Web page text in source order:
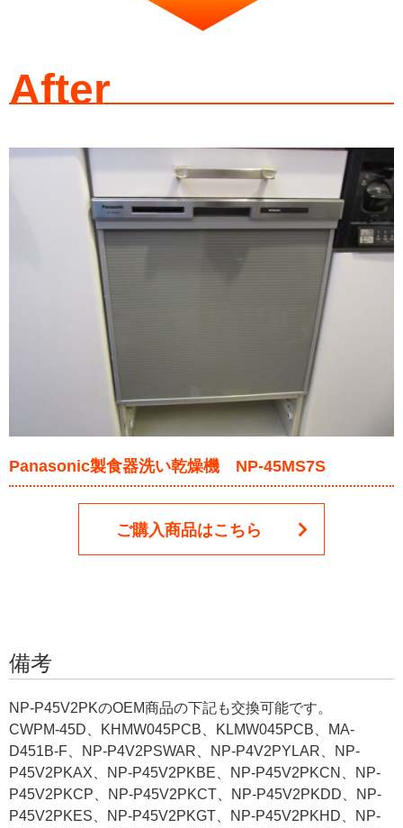
After
Panasonic製食器洗い乾燥機 NP-45MS7S
ご購入商品はこちら
備考
NP-P45V2PKのOEM商品の下記も交換可能です。
CWPM-45D、KHMW045PCB、KLMW045PCB、MA-
D451B-F、NP-P4V2PSWAR、NP-P4V2PYLAR、NP-
P45V2PKAX、NP-P45V2PKBE、NP-P45V2PKCN、NP-
P45V2PKCP、NP-P45V2PKCT、NP-P45V2PKDD、NP-
P45V2PKES、NP-P45V2PKGT、NP-P45V2PKHD、NP-